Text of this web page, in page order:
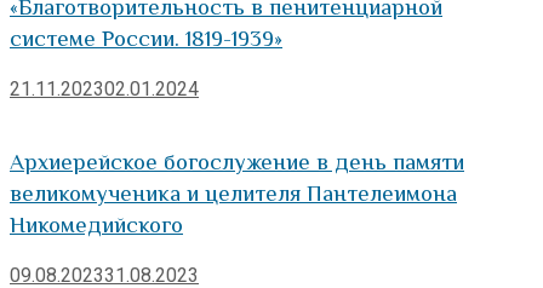
«Благотворительность в пенитенциарной
системе России. 1819-1939»
21.11.202302.01.2024
Архиерейское богослужение в день памяти
великомученика и целителя Пантелеимона
Никомедийского
09.08.202331.08.2023